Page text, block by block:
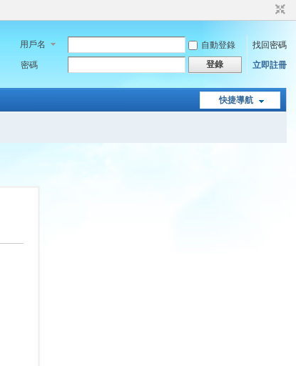
用戶名 自動登錄
找回密碼
密碼
登錄 立即註冊
快捷導航